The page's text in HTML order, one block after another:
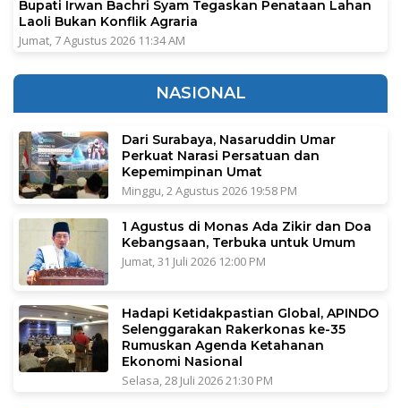
Bupati Irwan Bachri Syam Tegaskan Penataan Lahan
Laoli Bukan Konflik Agraria
Jumat, 7 Agustus 2026 11:34 AM
NASIONAL
Dari Surabaya, Nasaruddin Umar
Perkuat Narasi Persatuan dan
Kepemimpinan Umat
Minggu, 2 Agustus 2026 19:58 PM
1 Agustus di Monas Ada Zikir dan Doa
Kebangsaan, Terbuka untuk Umum
Jumat, 31 Juli 2026 12:00 PM
Hadapi Ketidakpastian Global, APINDO
Selenggarakan Rakerkonas ke-35
Rumuskan Agenda Ketahanan
Ekonomi Nasional
Selasa, 28 Juli 2026 21:30 PM